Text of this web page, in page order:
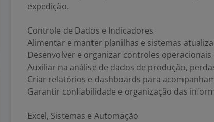
expedição.
Controle de Dados e Indicadores
Alimentar e manter planilhas e sistemas
Desenvolver e organizar controles operacionais
Auxiliar na análise de dados de produção,
Criar relatórios e dashboards para
Garantir confiabilidade e organização das
Excel, Sistemas e Automação